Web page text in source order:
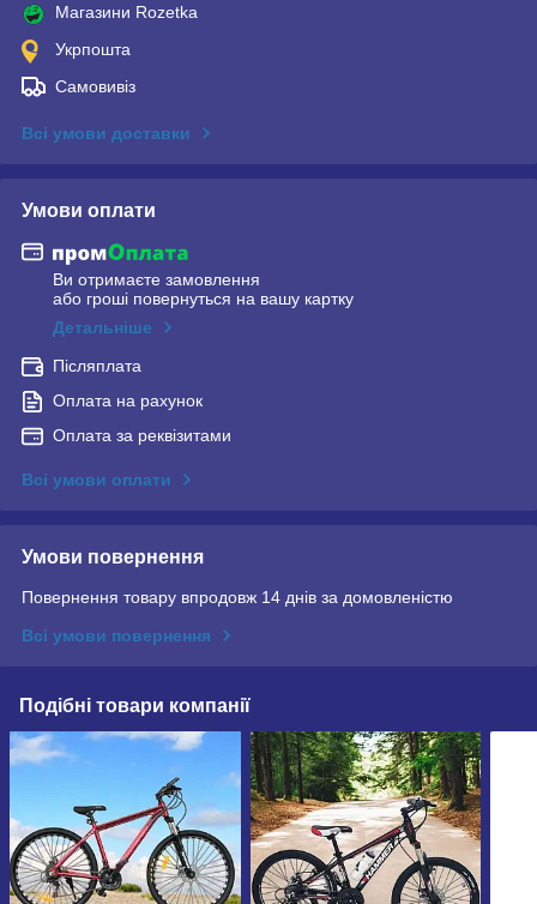
Магазини Rozetka
Укрпошта
Самовивіз
Всі умови доставки
Умови оплати
Ви отримаєте замовлення
або гроші повернуться на вашу картку
Детальніше
Післяплата
Оплата на рахунок
Оплата за реквізитами
Всі умови оплати
Умови повернення
Повернення товару впродовж 14 днів за домовленістю
Всі умови повернення
Подібні товари компанії